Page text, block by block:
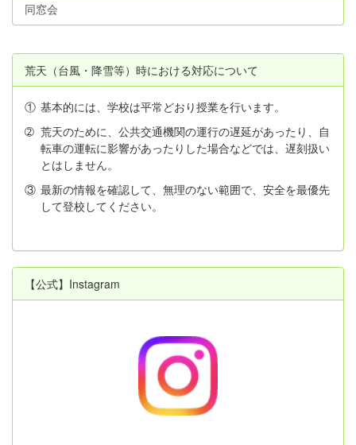
同窓会
荒天（台風・降雪等）時における対応について
① 基本的には、学校は平常どおり授業を行います。
➁ 荒天のために、公共交通機関の運行の遅延があったり、自
転車の運転に影響があったりした場合などでは、遅刻扱い
とはしません。
③ 最新の情報を確認して、無理のない範囲で、安全を最優先
して登校してください。
【公式】Instagram